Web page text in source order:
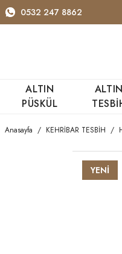
0532 247 8862
ALTIN
PÜSKÜL
ALTIN
Anasayfa KEHRİBAR TESBİH
YENİ